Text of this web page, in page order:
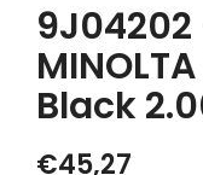
9J04202
Black
€45,27